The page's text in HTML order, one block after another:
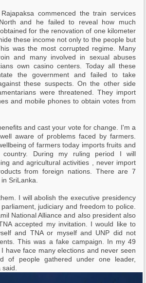
commenced the train services
and he failed to reveal how much
for the renovation of one kilometer
these income not only to the people but
was the most corrupted regime. Many
and many involved in sexual abuses
own casino centers. Today all these
the government and failed to take
these suspects. On the other side
were threatened. They import
and mobile phones to obtain votes from
and cast your vote for change. I'm a
aware of problems faced by farmers.
of farmers today imports fruits and
country. During my ruling period I will
and agricultural activities , never import
from foreign nations. There are 7
SriLanka.
I will abolish the executive presidency
judiciary and freedom to police.
National Alliance and also president also
accepted my invitation. I would like to
and TNA or myself and UNP did not
This was a fake campaign. In my 49
have face many elections and never seen
of people gathered under one leader,